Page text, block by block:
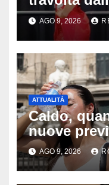
due
miss Kiara
vita e la
AGO 9, 2026
ATTUALITÀ
Caldo,
nuove
potrebbe
AGO 9, 2026